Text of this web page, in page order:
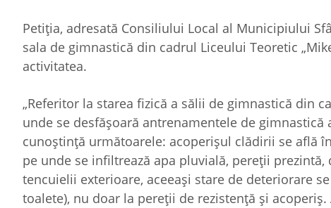
Petiţia, adresată Consiliului Local al Municipiului
sala de gimnastică din cadrul Liceului Teoretic
activitatea.
„Referitor la starea fizică a sălii de gimnastică din
unde se desfăşoară antrenamentele de
cunoştinţă următoarele: acoperişul clădirii se află
pe unde se infiltrează apa pluvială, pereţii
tencuielii exterioare, aceeaşi stare de deteriorare
toalete), nu doar la pereţii de rezistenţă şi